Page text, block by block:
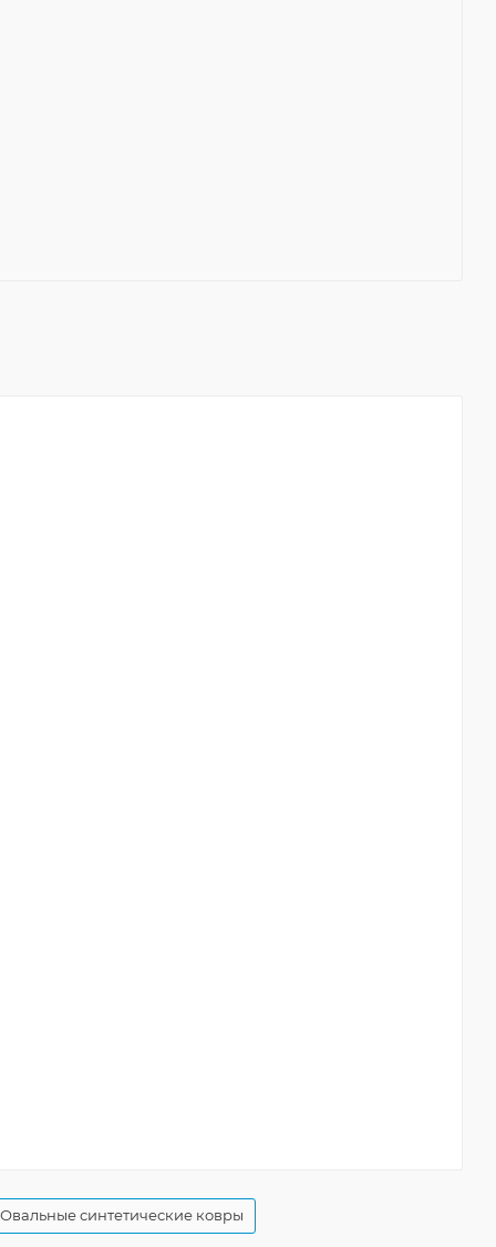
Овальные синтетические ковры